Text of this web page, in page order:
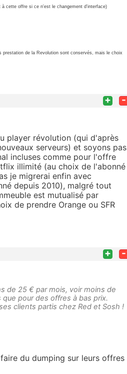
cette offre si ce n'est le changement d'interface)
prestation de la Revolution sont conservés, mais le choix
+ -
player révolution (qui d'après
serveurs) et soyons pas
incluses comme pour l'offre
illimité (au choix de l'abonné
je migrerai enfin avec
depuis 2010), malgré tout
est mutualisé par
de prendre Orange ou SFR
+ -
de 25 € par mois, voir moins de
pour des offres à bas prix.
clients partis chez Red et Sosh !
du dumping sur leurs offres